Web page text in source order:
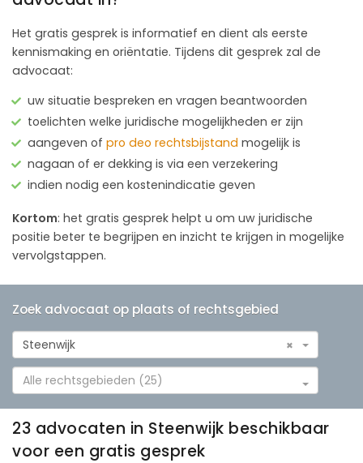
Het gratis gesprek is informatief en dient als eerste
kennismaking en oriëntatie. Tijdens dit gesprek zal de
advocaat:
uw situatie bespreken en vragen beantwoorden
toelichten welke juridische mogelijkheden er zijn
aangeven of pro deo rechtsbijstand mogelijk is
nagaan of er dekking is via een verzekering
indien nodig een kostenindicatie geven
Kortom: het gratis gesprek helpt u om uw juridische
positie beter te begrijpen en inzicht te krijgen in mogelijke
vervolgstappen.
Zoek advocaat op plaats of rechtsgebied
×
Steenwijk
Alle rechtsgebieden (25)
23 advocaten in Steenwijk beschikbaar
voor een gratis gesprek